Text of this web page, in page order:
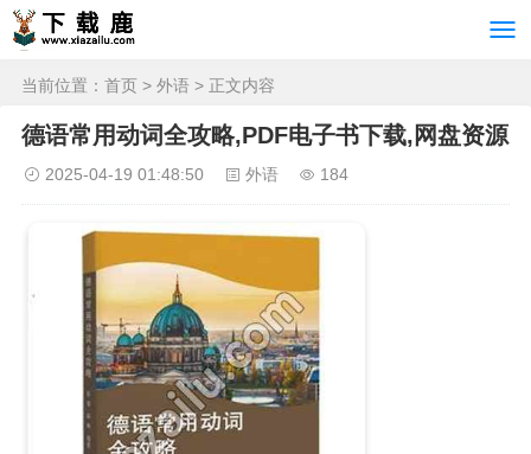
当前位置： 首页 > 外语 > 正文内容
德语常用动词全攻略,PDF电子书下载,网盘资源
2025-04-19 01:48:50 外语 184